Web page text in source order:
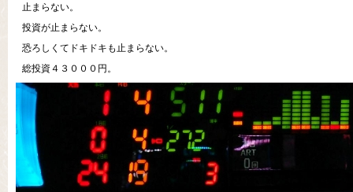
止まらない。
投資が止まらない。
恐ろしくてドキドキも止まらない。
総投資４３０００円。